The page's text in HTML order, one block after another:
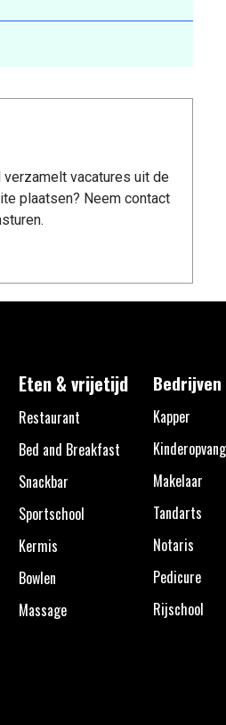
verzamelt vacatures uit de
plaatsen? Neem contact
Eten & vrijetijd
Restaurant
Bed and Breakfast
Snackbar
Sportschool
Kermis
Bowlen
Massage
Bedrijven
Kapper
Kinderopvang
Makelaar
Tandarts
Notaris
Pedicure
Rijschool